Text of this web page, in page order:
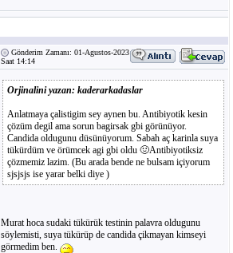
Gönderim Zamanı: 01-Agustos-2023
Saat 14:14
Orjinalini yazan: kaderarkadaslar
Anlatmaya çalistigim sey aynen bu. Antibiyotik kesin
çözüm degil ama sorun bagirsak gbi görünüyor.
Candida oldugunu düsünüyorum. Sabah aç karinla suya
tükürdüm ve örümcek agi gbi oldu 🤢Antibiyotiksiz
çözmemiz lazim. (Bu arada bende ne bulsam içiyorum
sjsjsjs ise yarar belki diye )
Murat hoca sudaki tükürük testinin palavra oldugunu
söylemisti, suya tükürüp de candida çikmayan kimseyi
görmedim ben.